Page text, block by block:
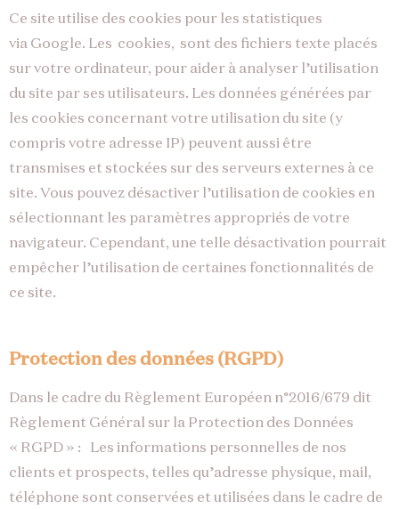
Ce site utilise des cookies pour les statistiques
via Google. Les cookies, sont des fichiers texte placés
sur votre ordinateur, pour aider à analyser l’utilisation
du site par ses utilisateurs. Les données générées par
les cookies concernant votre utilisation du site (y
compris votre adresse IP) peuvent aussi être
transmises et stockées sur des serveurs externes à ce
site. Vous pouvez désactiver l’utilisation de cookies en
sélectionnant les paramètres appropriés de votre
navigateur. Cependant, une telle désactivation pourrait
empêcher l’utilisation de certaines fonctionnalités de
ce site.
Protection des données (RGPD)
Dans le cadre du Règlement Européen n°2016/679 dit
Règlement Général sur la Protection des Données
« RGPD » : Les informations personnelles de nos
clients et prospects, telles qu’adresse physique, mail,
téléphone sont conservées et utilisées dans le cadre de